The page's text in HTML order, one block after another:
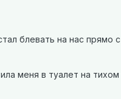
блевать на нас прямо
меня в туалет на